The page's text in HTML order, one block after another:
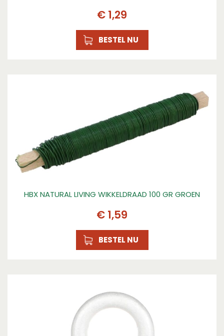
€ 1,29
BESTEL NU
HBX NATURAL LIVING WIKKELDRAAD 100 GR GROEN
€ 1,59
BESTEL NU